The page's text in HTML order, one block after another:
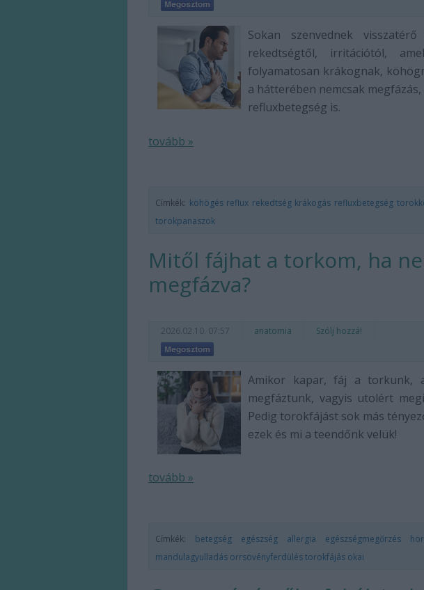
Sokan szenvednek
rekedtségtől, irritációtól,
folyamatosan krákognak,
a hátterében nemcsak
refluxbetegség is.
tovább »
Címkék: köhögés reflux rekedtség krákogás refluxbetegség
torokpanaszok
Mitől fájhat a torkom, ha
megfázva?
2026.02.10. 07:57 anatomia Szólj hozzá!
Amikor kapar, fáj a torkunk,
megfáztunk, vagyis utolért
Pedig torokfájást sok más
ezek és mi a teendőnk velük!
tovább »
Címkék: betegség egészség allergia egészségmegőrzés
mandulagyulladás orrsövényferdüléstorokfájás okai